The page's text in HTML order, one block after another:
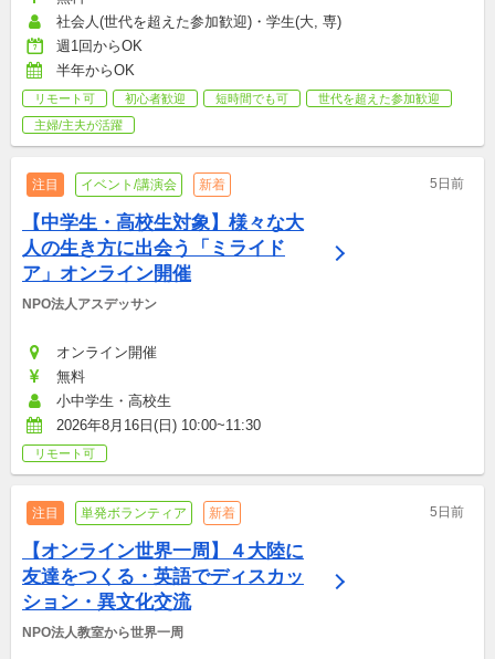
社会人(世代を超えた参加歓迎)・学生(大, 専)
週1回からOK
半年からOK
リモート可 初心者歓迎 短時間でも可
世代を超えた参加歓迎
主婦/主夫が活躍
注目 イベント/講演会 新着 5日前
【中学生・高校生対象】様々な大
人の生き方に出会う「ミライド
ア」オンライン開催
NPO法人アスデッサン
オンライン開催
無料
小中学生・高校生
2026年8月16日(日) 10:00~11:30
リモート可
注目 単発ボランティア 新着 5日前
【オンライン世界一周】４大陸に
友達をつくる・英語でディスカッ
ション・異文化交流
NPO法人教室から世界一周